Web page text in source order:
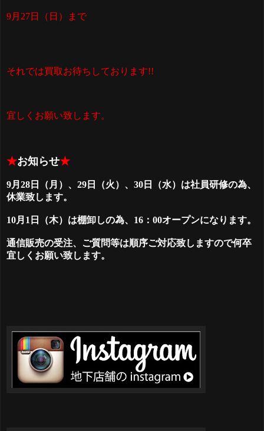
9月27日（日）まで
それでは買取お待ちしております!!
宜しくお願い致します。
★お知らせ★
9月28日（月）、29日（火）、30日（水）は社員研修の為、
休業致します。
10月1日（木）は棚卸しの為、16：00オープンになります。
通信販売の受注、ご質問等は順序ご対応致しますので何卒
宜しくお願い致します。